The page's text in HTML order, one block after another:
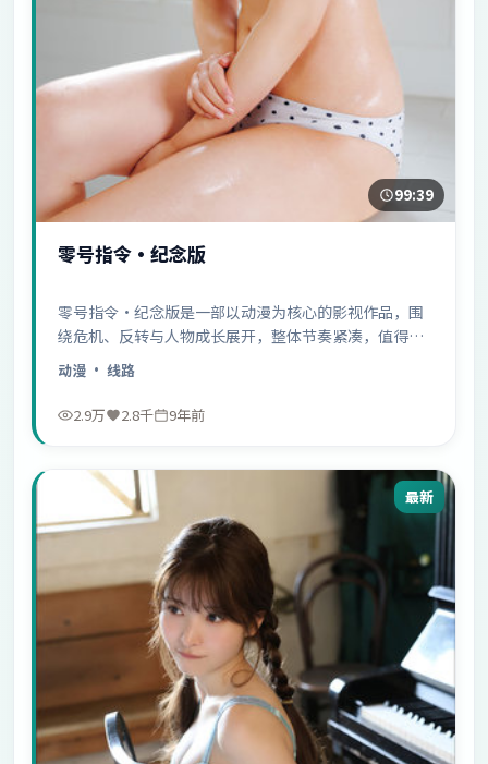
99:39
零号指令·纪念版
零号指令·纪念版是一部以动漫为核心的影视作品，围
绕危机、反转与人物成长展开，整体节奏紧凑，值得推
荐观看。
动漫 · 线路
2.9万 2.8千 9年前
最新